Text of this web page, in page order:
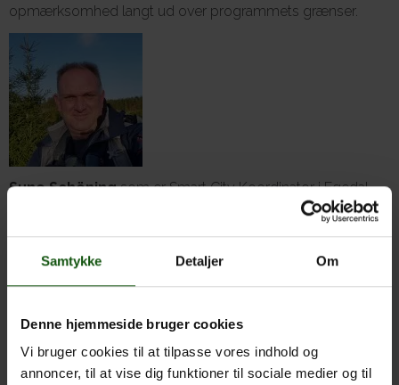
Samtykke Detaljer Om
Denne hjemmeside bruger cookies
Vi bruger cookies til at tilpasse vores indhold og
annoncer, til at vise dig funktioner til sociale medier og til
opmærksomhed langt ud over programmets grænser.
Sune Schöningsom er Smart City Koordinator i Egedal
Kommune, holder oplæg om bæredygtige initiativer i
byudvikling og arbejder nu med Egedal Kommunes Smart
City aktiviteter og projekter, herunder flere projekter
Han arbejder i spændområdet mellem ingeniørvidenskab
mere bæredygtig retning.